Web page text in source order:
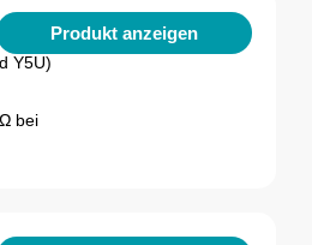
Y5U)
bei
Produkt anzeigen